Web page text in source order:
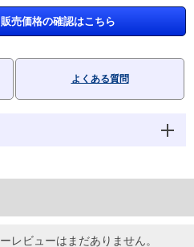
売価格の確認はこちら
よくある質問
レビューはまだありません。